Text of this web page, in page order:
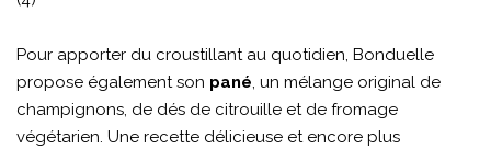
Pour apporter du croustillant au quotidien, Bonduelle
propose également son pané, un mélange original de
champignons, de dés de citrouille et de fromage
végétarien. Une recette délicieuse et encore plus